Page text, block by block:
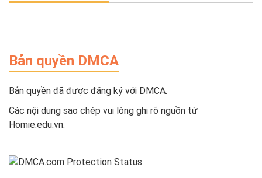
Bản quyền DMCA
Bản quyền đã được đăng ký với DMCA.
Các nội dung sao chép vui lòng ghi rõ nguồn từ
Homie.edu.vn.